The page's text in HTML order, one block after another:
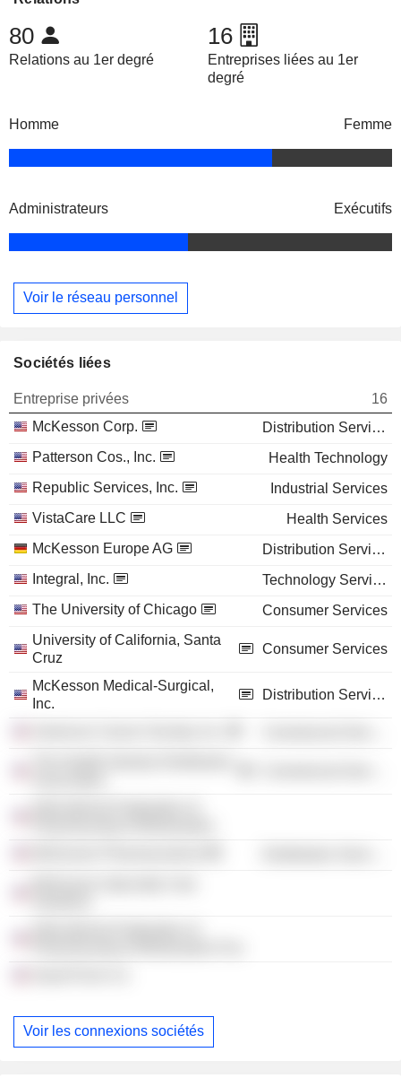
80
Relations au 1er degré
16
Entreprises liées au 1er
degré
Homme Femme
Administrateurs Exécutifs
Voir le réseau personnel
Sociétés liées
Entreprise privées
16
McKesson Corp.
Distribution Services
Patterson Cos., Inc.
Health Technology
Republic Services, Inc.
Industrial Services
VistaCare LLC
Health Services
McKesson Europe AG
Distribution Services
Integral, Inc.
Technology Services
The University of Chicago
Consumer Services
University of California, Santa
Cruz
Consumer Services
McKesson Medical-Surgical,
Inc.
Distribution Services
Voir les connexions sociétés